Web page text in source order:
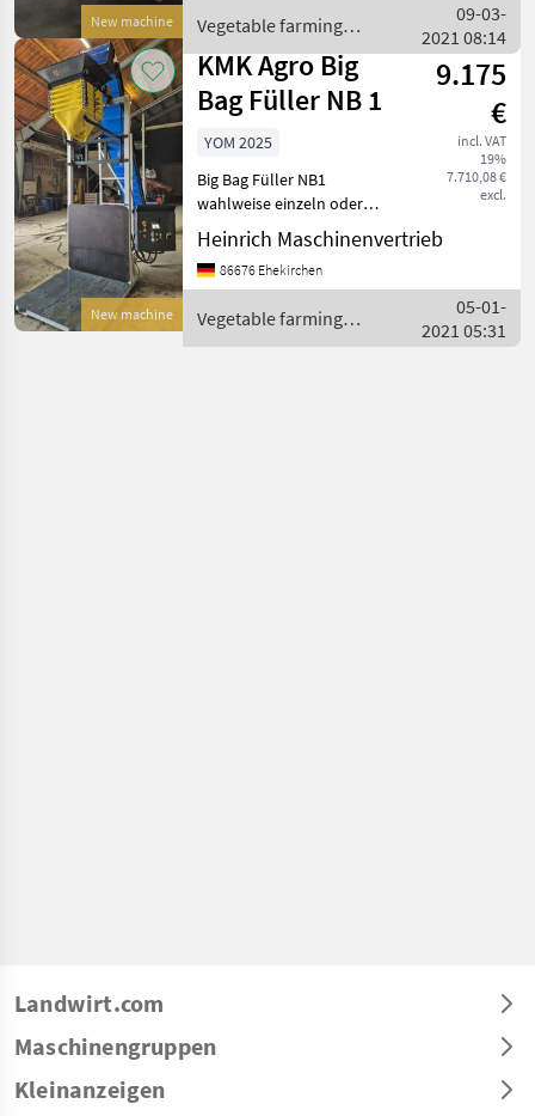
New machine
Kistenkippgerät möglich.
Auch als Pufferbu
Vegetable farming
equipment / KMK Agro
09-03-
2021 08:14
New machine
KMK Agro Big
Bag Füller NB 1
9.175
€
incl. VAT
19%
7.710,08 €
excl.
YOM 2025
Big Bag Füller NB1
wahlweise einzeln oder
doppelte Ausführung. Preis
bezieht sich auf einen Big
Bag Füller ohne Steigband -
mit 11 Fall
Heinrich Maschinenvertrieb
86676 Ehekirchen
Vegetable farming
equipment / KMK Agro
05-01-
2021 05:31
Landwirt.com
Maschinengruppen
Kleinanzeigen